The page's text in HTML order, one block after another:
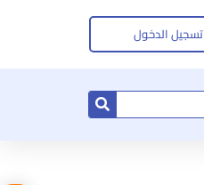
تسجيل الدخول